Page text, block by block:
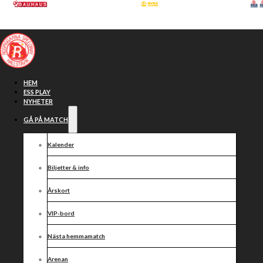
Hoppa till huvudinnehåll
HEM
ESS PLAY
NYHETER
GÅ PÅ MATCH
Kalender
Biljetter & info
Årskort
VIP-bord
Nästa hemmamatch
Arenan
Resultat